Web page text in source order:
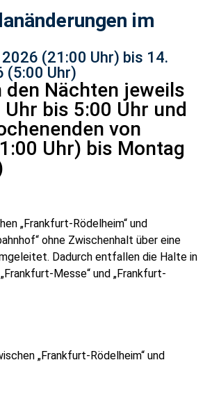
im
(21:00 Uhr) bis 14.
(5:00 Uhr)
den Nächten jeweils
bis 5:00 Uhr und
von
Uhr) bis Montag
„Frankfurt-Rödelheim“ und
ohne Zwischenhalt über eine
Dadurch entfallen die Halte in
Messe“ und „Frankfurt-
„Frankfurt-Rödelheim“ und